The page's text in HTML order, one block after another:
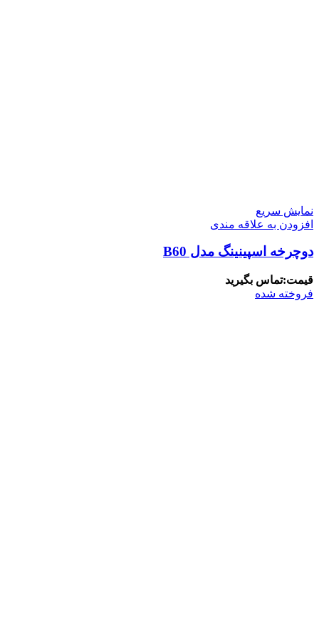
نمایش سریع
افزودن به علاقه مندی
دوچرخه اسپینینگ مدل B60
قیمت:تماس بگیرید
فروخته شده